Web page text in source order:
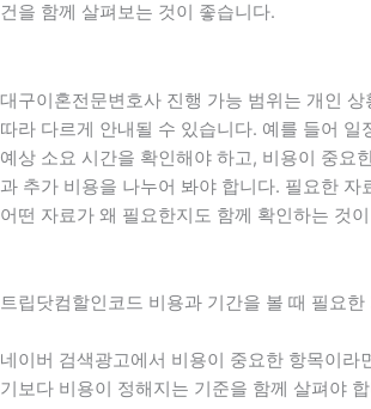
건을 함께 살펴보는 것이 좋습니다.
대구이혼전문변호사 진행 가능 범위는 개인 상
따라 다르게 안내될 수 있습니다. 예를 들어 일
예상 소요 시간을 확인해야 하고, 비용이 중요
과 추가 비용을 나누어 봐야 합니다. 필요한 자
어떤 자료가 왜 필요한지도 함께 확인하는 것
트립닷컴할인코드 비용과 기간을 볼 때 필요한
네이버 검색광고에서 비용이 중요한 항목이라
기보다 비용이 정해지는 기준을 함께 살펴야